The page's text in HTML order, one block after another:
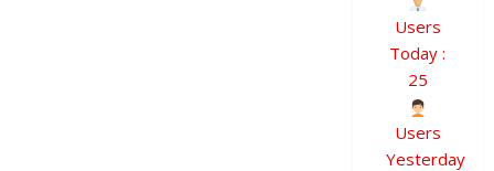
Users
Today :
25
Users
Yesterday